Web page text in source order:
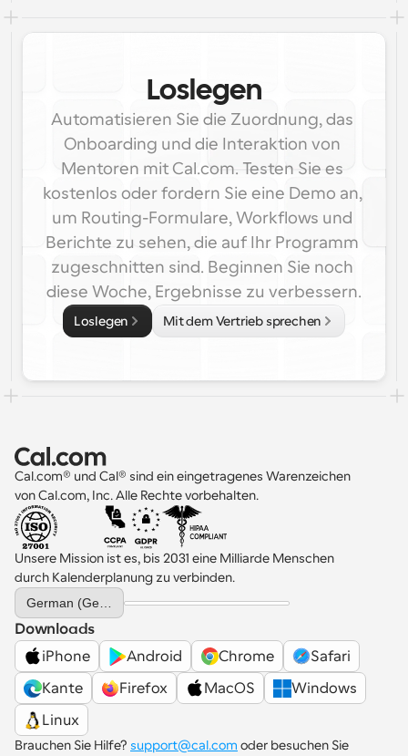
Loslegen
Automatisieren Sie die Zuordnung, das
Onboarding und die Interaktion von
Mentoren mit Cal.com. Testen Sie es
kostenlos oder fordern Sie eine Demo an,
um Routing-Formulare, Workflows und
Berichte zu sehen, die auf Ihr Programm
zugeschnitten sind. Beginnen Sie noch
diese Woche, Ergebnisse zu verbessern.
Loslegen Mit dem Vertrieb sprechen
Cal.com® und Cal® sind ein eingetragenes Warenzeichen
von Cal.com, Inc. Alle Rechte vorbehalten.
Unsere Mission ist es, bis 2031 eine Milliarde Menschen
durch Kalenderplanung zu verbinden.
Select Language
Downloads
iPhone
Android Chrome
Safari
Kante
Firefox MacOS
Windows
Linux
Brauchen Sie Hilfe? support@cal.com